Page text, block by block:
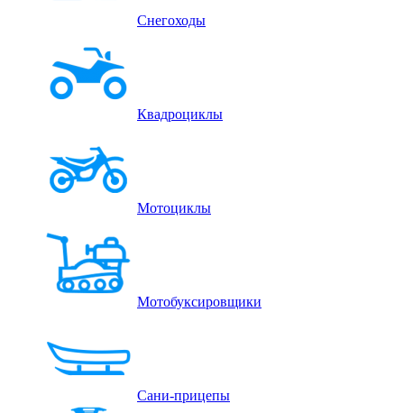
Снегоходы
Квадроциклы
Мотоциклы
Мотобуксировщики
Сани-прицепы